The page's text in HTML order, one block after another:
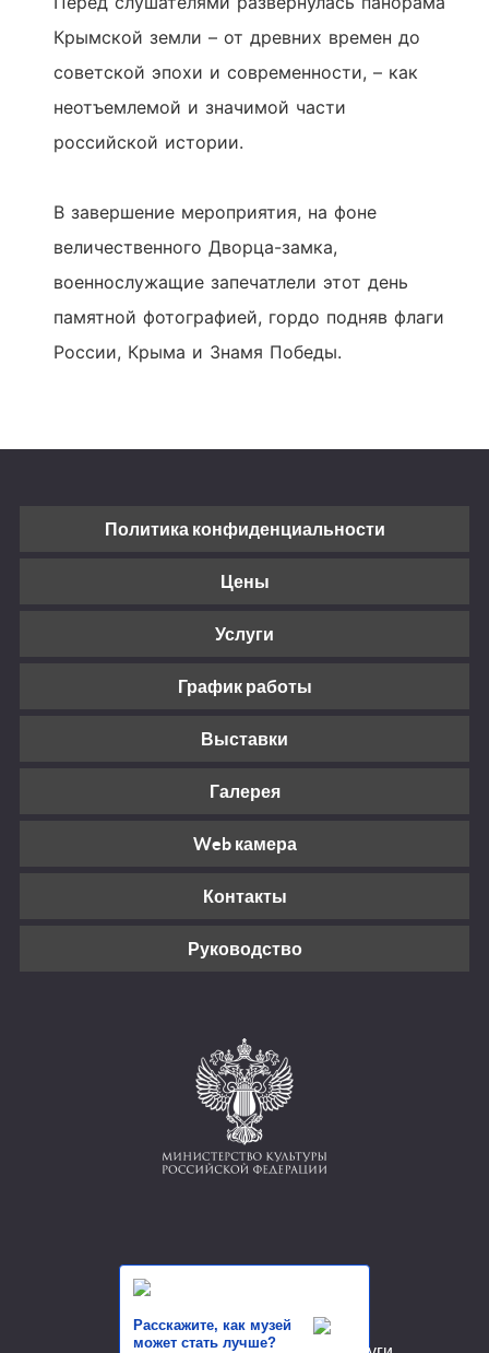
Крымской земли – от древних времен до
советской эпохи и современности, – как
неотъемлемой и значимой части
российской истории.
В завершение мероприятия, на фоне
величественного Дворца-замка,
военнослужащие запечатлели этот день
памятной фотографией, гордо подняв флаги
России, Крыма и Знамя Победы.
Политика конфиденциальности
Цены
Услуги
График работы
Выставки
Галерея
Web камера
Контакты
Руководство
Расскажите, как музей
может стать лучше?